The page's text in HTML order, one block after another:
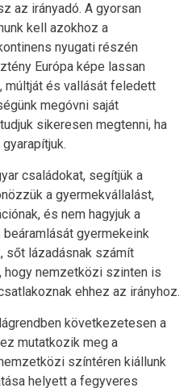
az irányadó. A gyorsan
kell azokhoz a
nyugati részén
Európa képe lassan
múltját és vallását feledett
megóvni saját
sikeresen megtenni, ha
családokat, segítjük a
a gyermekvállalást,
és nem hagyjuk a
gyermekeink
sőt lázadásnak számít
hogy nemzetközi szinten is
ehhez az irányhoz.
következetesen a
mutatkozik meg a
színtéren kiállunk
helyett a fegyveres